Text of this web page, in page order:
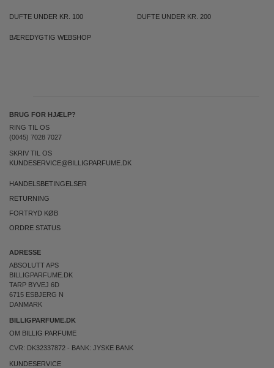
DUFTE UNDER KR. 100 DUFTE UNDER KR. 200
BÆREDYGTIG WEBSHOP
BRUG FOR HJÆLP?
RING TIL OS
(0045) 7028 7027
SKRIV TIL OS
KUNDESERVICE@BILLIGPARFUME.DK
HANDELSBETINGELSER
RETURNING
FORTRYD KØB
ORDRE STATUS
ADRESSE
ABSOLUTT APS
BILLIGPARFUME.DK
TARP BYVEJ 6D
6715 ESBJERG N
DANMARK
BILLIGPARFUME.DK
OM BILLIG PARFUME
CVR: DK32337872 - BANK: JYSKE BANK
KUNDESERVICE